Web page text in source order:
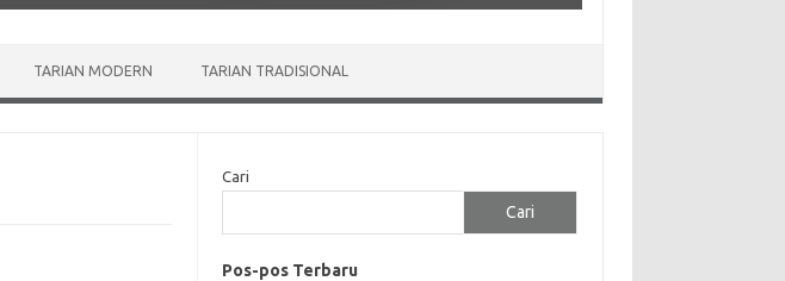
TARIAN MODERN TARIAN TRADISIONAL
Cari
Cari
Pos-pos Terbaru